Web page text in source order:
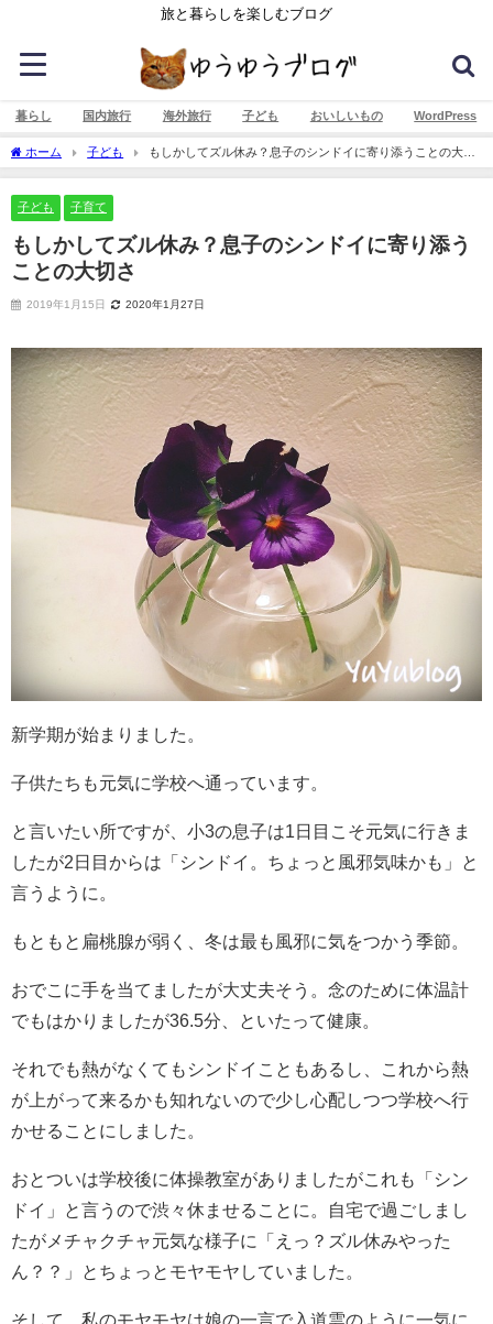
旅と暮らしを楽しむブログ
暮らし 国内旅行 海外旅行 子ども おいしいもの WordPress
ホーム 子ども
もしかしてズル休み？息子のシンドイに寄り添うことの大切
さ
子ども 子育て
もしかしてズル休み？息子のシンドイに寄り添う
ことの大切さ
2019年1月15日 2020年1月27日
新学期が始まりました。
子供たちも元気に学校へ通っています。
と言いたい所ですが、小3の息子は1日目こそ元気に行きま
したが2日目からは「シンドイ。ちょっと風邪気味かも」と
言うように。
もともと扁桃腺が弱く、冬は最も風邪に気をつかう季節。
おでこに手を当てましたが大丈夫そう。念のために体温計
でもはかりましたが36.5分、といたって健康。
それでも熱がなくてもシンドイこともあるし、これから熱
が上がって来るかも知れないので少し心配しつつ学校へ行
かせることにしました。
おとついは学校後に体操教室がありましたがこれも「シン
ドイ」と言うので渋々休ませることに。自宅で過ごしまし
たがメチャクチャ元気な様子に「えっ？ズル休みやった
ん？？」とちょっとモヤモヤしていました。
そして、私のモヤモヤは娘の一言で入道雲のように一気に